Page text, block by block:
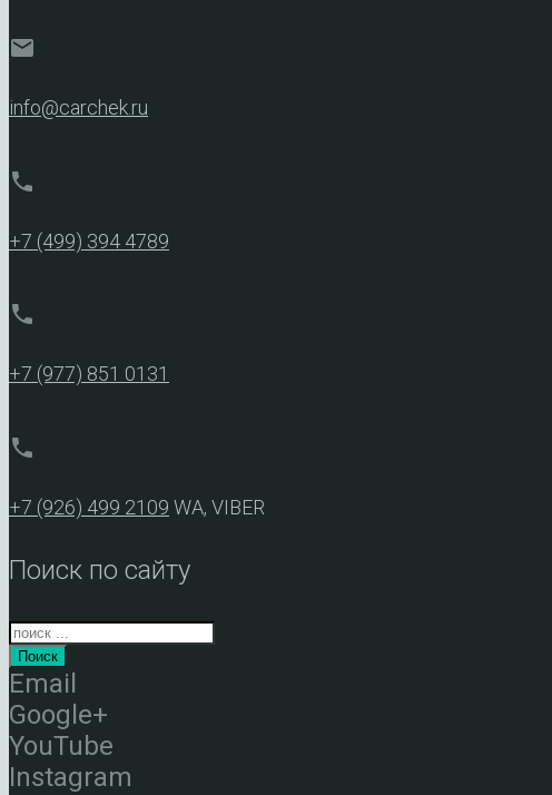
mail
info@carchek.ru
phone
+7 (499) 394 4789
phone
+7 (977) 851 0131
phone
+7 (926) 499 2109 WA, VIBER
Поиск по сайту
Поиск
Email
Google+
YouTube
Instagram